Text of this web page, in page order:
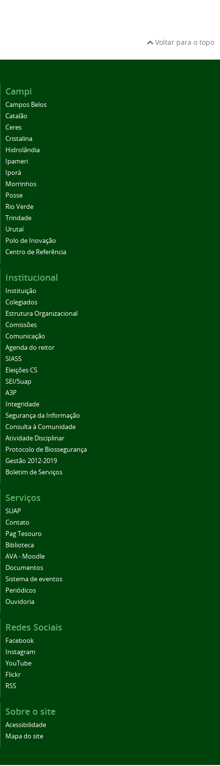
Voltar para o topo
Campi
Campos Belos
Catalão
Ceres
Cristalina
Hidrolândia
Ipameri
Iporá
Morrinhos
Posse
Rio Verde
Trindade
Urutaí
Polo de Inovação
Centro de Referência
Institucional
Instituição
Colegiados
Estrutura Organizacional
Comissões
Comunicação
Agenda do reitor
SIASS
Eleições CS
SEI/Suap
A3P
Integridade
Segurança da Informação
Consulta à Comunidade
Atividade Disciplinar
Protocolo de Biossegurança
Gestão 2012-2019
Boletim de Serviços
Serviços
SUAP
Contato
Pag Tesouro
Biblioteca
AVA - Moodle
Documentos
Sistema de eventos
Periódicos
Ouvidoria
Redes Sociais
Facebook
Instagram
YouTube
Flickr
RSS
Sobre o site
Acessibilidade
Mapa do site